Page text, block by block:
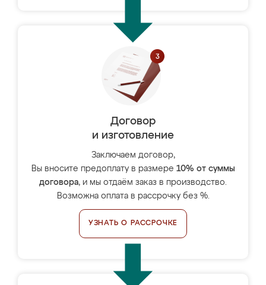
Договор
и изготовление
Заключаем договор,
Вы вносите предоплату в размере 10% от суммы
договора, и мы отдаём заказ в производство.
Возможна оплата в рассрочку без %.
УЗНАТЬ О РАССРОЧКЕ